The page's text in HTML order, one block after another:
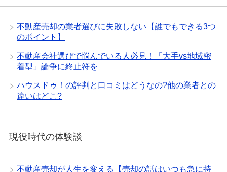
不動産売却の業者選びに失敗しない【誰でもできる3つ
のポイント】
不動産会社選びで悩んでいる人必見！「大手vs地域密
着型」論争に終止符を
ハウスドゥ！の評判と口コミはどうなの?他の業者との
違いはどこ?
現役時代の体験談
不動産売却が人生を変える【売却の話はいつも急に持